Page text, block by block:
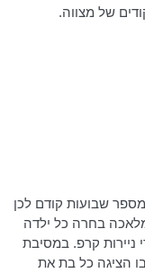
של מצווה.
שבועות קודם לכן
בחרה כל ילדה
קרפ. במסיבת
הציגה כל בת את